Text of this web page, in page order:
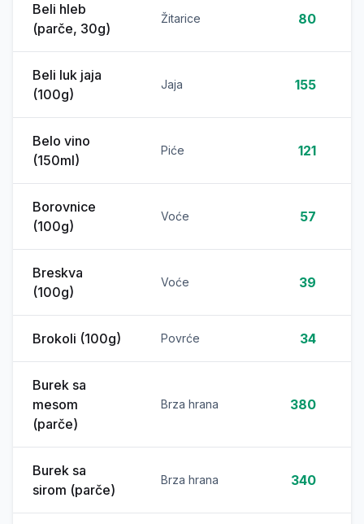
Beli hleb
(parče, 30g)
Žitarice 80
Beli luk jaja
(100g)
Jaja 155
Belo vino
(150ml)
Piće 121
Borovnice
(100g)
Voće 57
Breskva
(100g)
Voće 39
Brokoli (100g) Povrće 34
Burek sa
mesom
(parče)
Brza hrana 380
Burek sa
sirom (parče)
Brza hrana 340